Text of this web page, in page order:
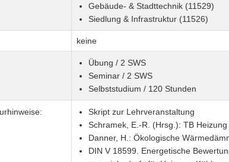
Gebäude- & Stadttechnik (11529)
Siedlung & Infrastruktur (11526)
keine
Übung / 2 SWS
Seminar / 2 SWS
Selbststudium / 120 Stunden
Skript zur Lehrveranstaltung
Schramek, E.-R. (Hrsg.): TB
Danner, H.: Ökologische
DIN V 18599. Energetische